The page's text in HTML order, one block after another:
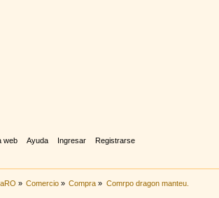
web Ayuda Ingresar Registrarse
» Comercio » Compra » Comrpo dragon manteu.